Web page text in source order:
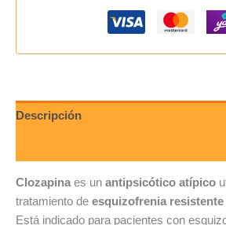
Descripción
Clozapina es un antipsicótico atípico
tratamiento de esquizofrenia resistente
Está indicado para pacientes con